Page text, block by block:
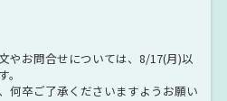
やお問合せについては、8/17(月)以
何卒ご了承くださいますようお願い